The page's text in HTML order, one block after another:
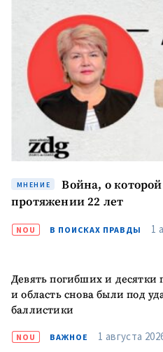
МНЕНИЕ
Война, о
протяжении 22 лет
NOU В ПОИСКАХ ПРАВДЫ 1
Девять погибших и десятки
и область снова были под
баллистики
NOU ВАЖНОЕ 1 августа